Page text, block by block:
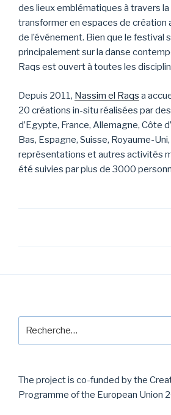
des lieux emblématiques à travers la
transformer en espaces de création
de l’événement. Bien que le festival
principalement sur la danse
Raqs est ouvert à toutes les
Depuis 2011, Nassim el Raqs a
20 créations in-situ réalisées par
d’Egypte, France, Allemagne, Côte
Bas, Espagne, Suisse, Royaume-
représentations et autres activités
été suivies par plus de 3000
l’article
The project is co-funded by the
Programme of the European Union